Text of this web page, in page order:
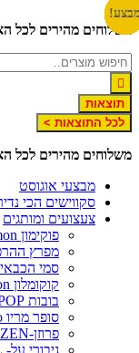
מהירים לכל
תוצאות
לכל התוצאות >
מהירים לכל
מבצעי אוגוסט
סקווישים הכי
צעצועים ומותגים
פוקימון Pokémon
מפרץ
סמי הכבאי
קוקומלון CoCoMelon
בובות POP
סופר מריו Super Mario
פרוזן-FROZEN
גיבורי על- MARVEL וDC